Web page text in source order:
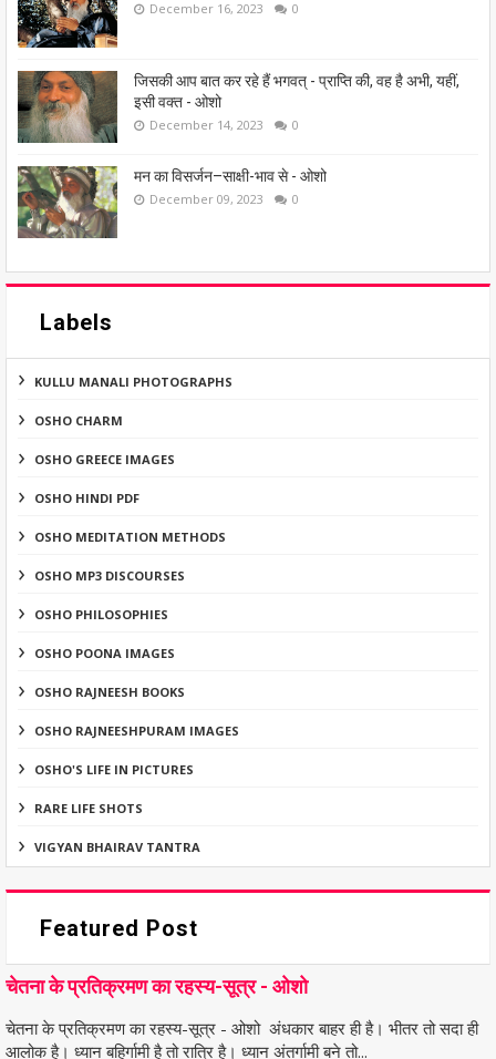
December 16, 2023 0
जिसकी आप बात कर रहे हैं भगवत् - प्राप्ति की, वह है अभी, यहीं,
इसी वक्त - ओशो
December 14, 2023 0
मन का विसर्जन–साक्षी-भाव से - ओशो
December 09, 2023 0
Labels
KULLU MANALI PHOTOGRAPHS
OSHO CHARM
OSHO GREECE IMAGES
OSHO HINDI PDF
OSHO MEDITATION METHODS
OSHO MP3 DISCOURSES
OSHO PHILOSOPHIES
OSHO POONA IMAGES
OSHO RAJNEESH BOOKS
OSHO RAJNEESHPURAM IMAGES
OSHO'S LIFE IN PICTURES
RARE LIFE SHOTS
VIGYAN BHAIRAV TANTRA
Featured Post
चेतना के प्रतिक्रमण का रहस्य-सूत्र - ओशो
चेतना के प्रतिक्रमण का रहस्य-सूत्र - ओशो अंधकार बाहर ही है। भीतर तो सदा ही
आलोक है। ध्यान बहिर्गामी है तो रात्रि है। ध्यान अंतर्गामी बने तो...